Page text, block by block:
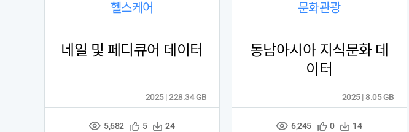
헬스케어
네일 및 페디큐어 데이터
조 5,682
관 5
다 24
2025 | 228.34 GB
문화관광
동남아시아 지식문화 데
이터
조 6,245
관 0
다 14
2025 | 8.05 GB